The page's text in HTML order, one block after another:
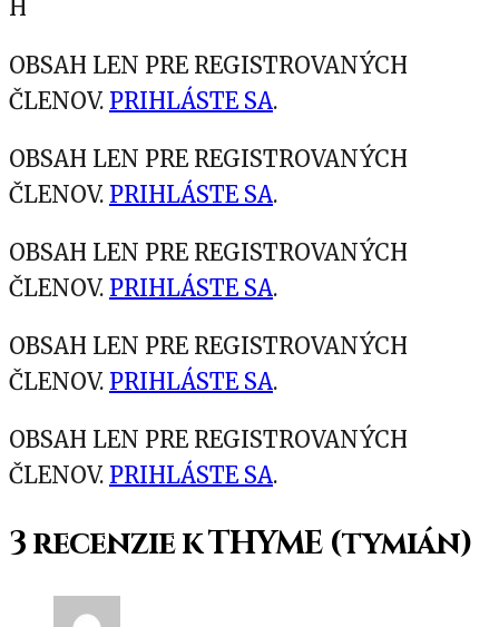
H
OBSAH LEN PRE REGISTROVANÝCH
ČLENOV. PRIHLÁSTE SA.
OBSAH LEN PRE REGISTROVANÝCH
ČLENOV. PRIHLÁSTE SA.
OBSAH LEN PRE REGISTROVANÝCH
ČLENOV. PRIHLÁSTE SA.
OBSAH LEN PRE REGISTROVANÝCH
ČLENOV. PRIHLÁSTE SA.
OBSAH LEN PRE REGISTROVANÝCH
ČLENOV. PRIHLÁSTE SA.
3 recenzie kTHYME (tymián)